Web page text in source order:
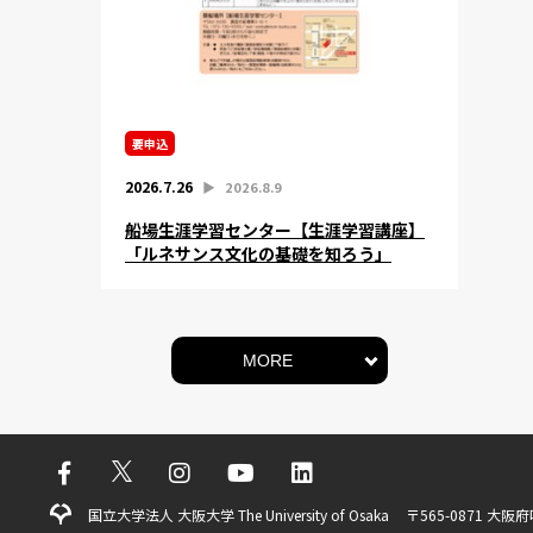
要申込
2026.7.26 ▶︎ 2026.8.9
船場生涯学習センター【生涯学習講座】
「ルネサンス文化の基礎を知ろう」
MORE
国立大学法人 大阪大学 The University of Osaka 〒565-0871 大阪